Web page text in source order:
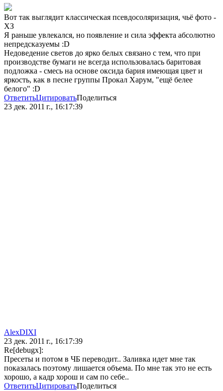
Вот так выглядит классическая псевдосоляризация, чьё фото -
ХЗ
Я раньше увлекался, но появление и сила эффекта абсолютно
непредсказуемы :D
Недоведение светов до ярко белых связано с тем, что при
производстве бумаги не всегда использовалась баритовая
подложка - смесь на основе оксида бария имеющая цвет и
яркость, как в песне группы Прокал Харум, "ещё белее
белого" :D
ОтветитьЦитироватьПоделиться
23 дек. 2011 г., 16:17:39
AlexDIXI
23 дек. 2011 г., 16:17:39
Re[debugx]:
Пресеты и потом в ЧБ переводит.. Заливка идет мне так
показалась поэтому лишается объема. По мне так это не есть
хорошо, а кадр хорош и сам по себе..
ОтветитьЦитироватьПоделиться